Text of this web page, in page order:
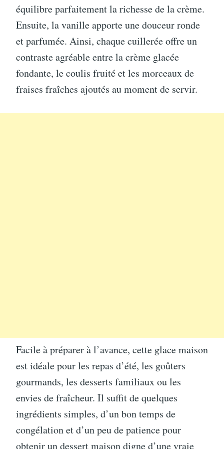
équilibre parfaitement la richesse de la crème.
Ensuite, la vanille apporte une douceur ronde
et parfumée. Ainsi, chaque cuillerée offre un
contraste agréable entre la crème glacée
fondante, le coulis fruité et les morceaux de
fraises fraîches ajoutés au moment de servir.
Facile à préparer à l’avance, cette glace maison
est idéale pour les repas d’été, les goûters
gourmands, les desserts familiaux ou les
envies de fraîcheur. Il suffit de quelques
ingrédients simples, d’un bon temps de
congélation et d’un peu de patience pour
obtenir un dessert maison digne d’une vraie